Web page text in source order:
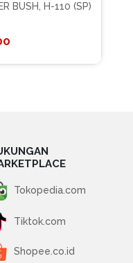
BUSH, H-110 (SP)
Tokopedia.com
Tiktok.com
Shopee.co.id